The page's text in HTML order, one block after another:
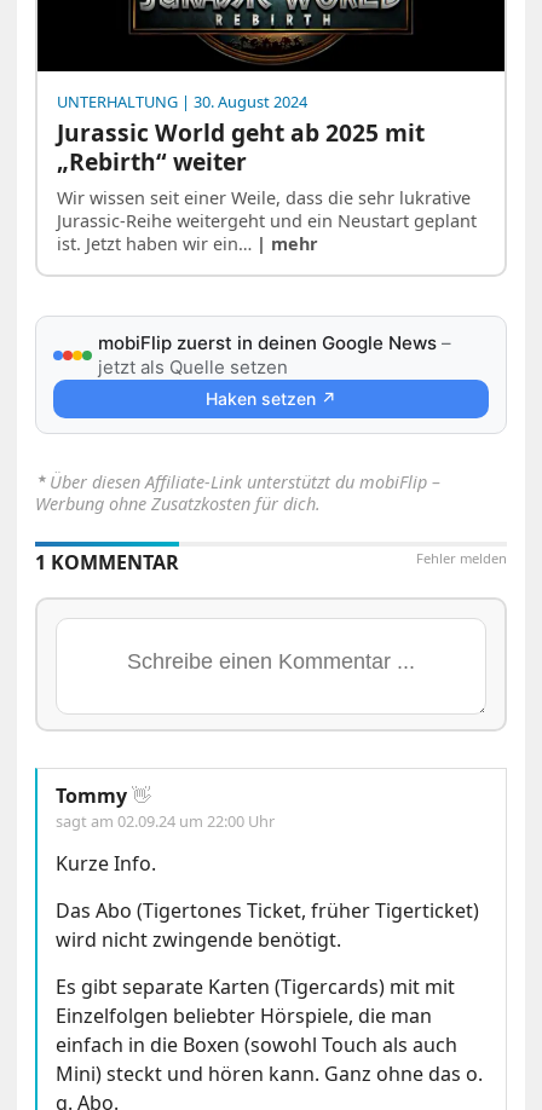
UNTERHALTUNG | 30. August 2024
Jurassic World geht ab 2025 mit
„Rebirth“ weiter
Wir wissen seit einer Weile, dass die sehr lukrative
Jurassic-Reihe weitergeht und ein Neustart geplant
ist. Jetzt haben wir ein… | mehr
mobiFlip zuerst in deinen Google News –
jetzt als Quelle setzen
Haken setzen ↗
⋆ Über diesen Affiliate-Link unterstützt du mobiFlip –
Werbung ohne Zusatzkosten für dich.
Fehler melden
1 KOMMENTAR
Tommy👋
sagt am02.09.24 um 22:00 Uhr
Kurze Info.
Das Abo (Tigertones Ticket, früher Tigerticket)
wird nicht zwingende benötigt.
Es gibt separate Karten (Tigercards) mit mit
Einzelfolgen beliebter Hörspiele, die man
einfach in die Boxen (sowohl Touch als auch
Mini) steckt und hören kann. Ganz ohne das o.
g. Abo.